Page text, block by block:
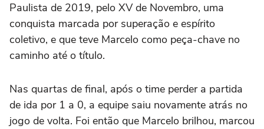
Paulista de 2019, pelo XV de Novembro, uma
conquista marcada por superação e espírito
coletivo, e que teve Marcelo como peça-chave no
caminho até o título.
Nas quartas de final, após o time perder a partida
de ida por 1 a 0, a equipe saiu novamente atrás no
jogo de volta. Foi então que Marcelo brilhou, marcou